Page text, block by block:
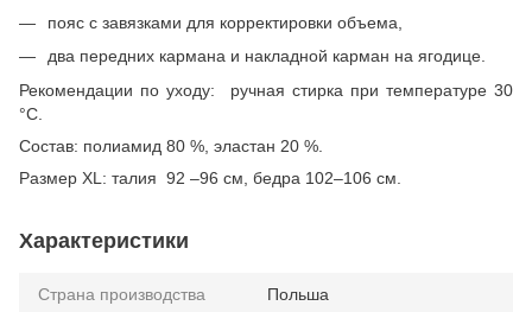
пояс с завязками для корректировки объема,
два передних кармана и накладной карман на ягодице.
Рекомендации по уходу: ручная стирка при температуре 30
°С.
Состав: полиамид 80 %, эластан 20 %.
Размер XL: талия 92 –96 см, бедра 102–106 см.
Характеристики
Страна производства Польша